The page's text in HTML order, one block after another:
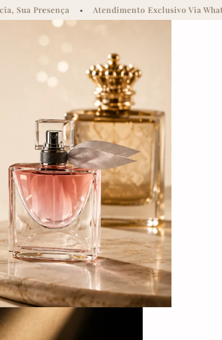
Aquarius • Atendimento Exclusivo No
• Atendimento Exclusivo Via WhatsApp • Envio